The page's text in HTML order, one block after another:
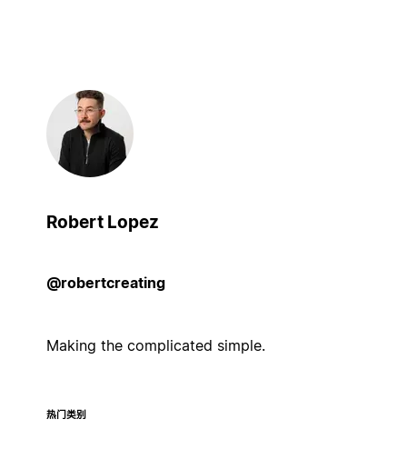
Robert Lopez
@robertcreating
Making the complicated simple.
热门类别